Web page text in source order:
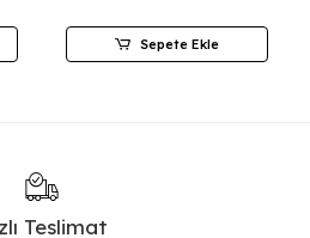
Sepete Ekle
Teslimat